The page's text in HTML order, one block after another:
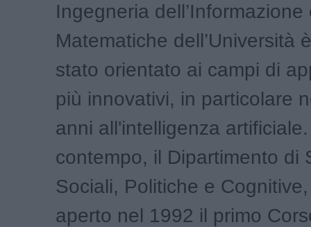
Ingegneria
Matematiche dell’Università
stato orientato ai campi di
più innovativi, in particolare
anni all'intelligenza
contempo, il Dipartimento di
Sociali, Politiche e
aperto nel 1992 il primo